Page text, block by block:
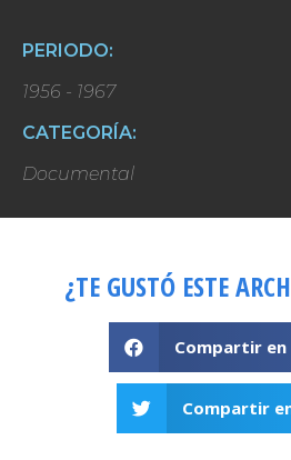
PERIODO:
1956 - 1967
CATEGORÍA:
Documental
¿TE GUSTÓ ESTE
Compartir en
Compartir